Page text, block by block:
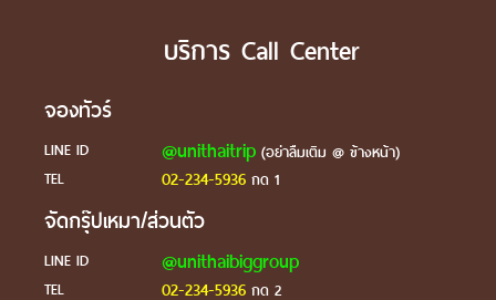
บริการ Call Center
จองทัวร์
LINE ID @unithaitrip(อย่าลืมเติม @ ข้างหน้า)
TEL
02-234-5936กด 1
จัดกรุ๊ปเหมา/ส่วนตัว
LINE ID @unithaibiggroup
TEL 02-234-5936กด 2